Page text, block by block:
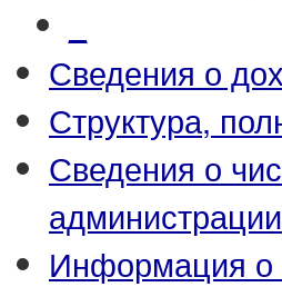
Сведения о
Структура,
Сведения о
администрации
Информация о